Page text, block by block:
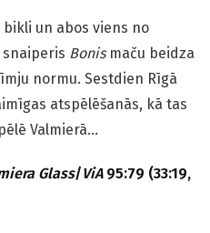
un abos viens no
Bonismaču beidza
normu. Sestdien Rīgā
atspēlēšanās, kā tas
Valmierā…
Glass/ViA95:79 (33:19,